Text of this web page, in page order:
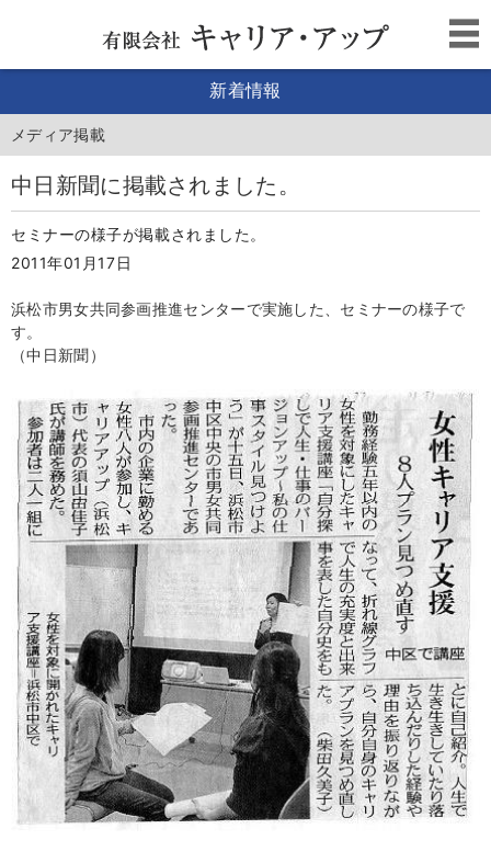
新着情報
メディア掲載
中日新聞に掲載されました。
セミナーの様子が掲載されました。
2011年01月17日
浜松市男女共同参画推進センターで実施した、セミナーの様子で
す。
（中日新聞）